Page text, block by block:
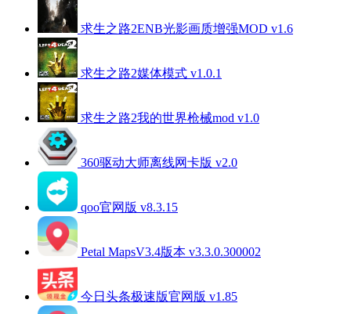
求生之路2ENB光影画质增强MOD v1.6
求生之路2媒体模式 v1.0.1
求生之路2我的世界枪械mod v1.0
360驱动大师离线网卡版 v2.0
qoo官网版 v8.3.15
Petal MapsV3.4版本 v3.3.0.300002
今日头条极速版官网版 v1.85